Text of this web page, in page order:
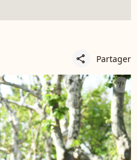
share Partager